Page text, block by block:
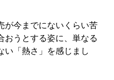
が今までにないくらい苦
おうとする姿に、単なる
い「熱さ」を感じまし